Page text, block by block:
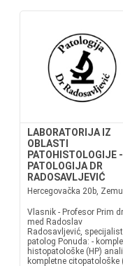
LABORATORIJA IZ
OBLASTI
PATOHISTOLOGIJE -
PATOLOGIJA DR
RADOSAVLJEVIĆ
Hercegovačka 20b,
Vlasnik - Profesor Prim
med Radoslav
Radosavljević,
patolog Ponuda: -
histopatološke (HP)
kompletne citopatološke